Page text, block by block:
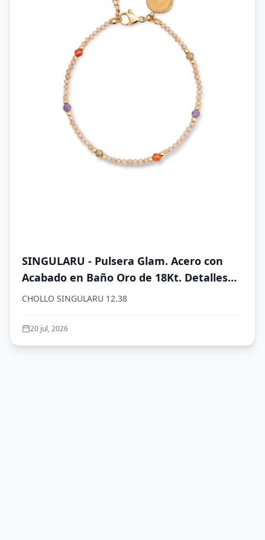
SINGULARU - Pulsera Glam. Acero con
Acabado en Baño Oro de 18Kt. Detalles
en Cristales de Colores. Largo de 19 cm.
CHOLLO SINGULARU 12.38
20 jul, 2026